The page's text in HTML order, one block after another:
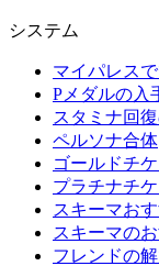
システム
マイパレス
Pメダルの入
スタミナ回
ペルソナ合体
ゴールドチ
プラチナチ
スキーマお
スキーマの
フレンドの